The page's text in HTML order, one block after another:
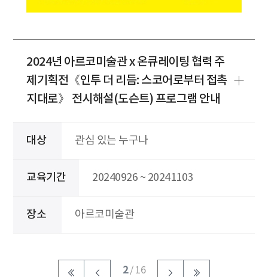
2024년 아르코미술관 x 온큐레이팅 협력 주
제기획전《인투 더 리듬: 스코어로부터 접촉
지대로》 전시해설(도슨트) 프로그램 안내
대상 관심 있는 누구나
교육기간 20240926 ~ 20241103
장소 아르코미술관
2/ 16